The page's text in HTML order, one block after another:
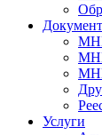
Услуги